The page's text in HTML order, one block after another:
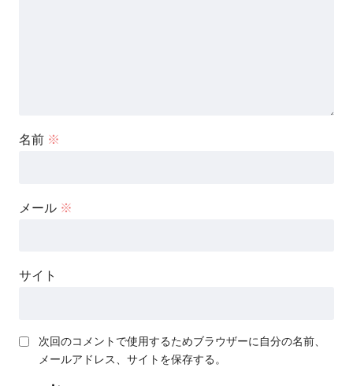
名前 ※
メール ※
サイト
次回のコメントで使用するためブラウザーに自分の名前、
メールアドレス、サイトを保存する。